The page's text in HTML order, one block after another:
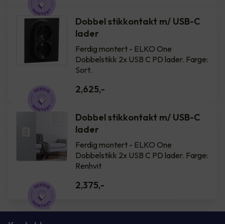
Dobbel stikkontakt m/ USB-C
lader
Ferdig montert - ELKO One
Dobbelstikk 2x USB C PD lader. Farge:
Sort.
2,625,-
Dobbel stikkontakt m/ USB-C
lader
Ferdig montert - ELKO One
Dobbelstikk 2x USB C PD lader. Farge:
Renhvit
2,375,-